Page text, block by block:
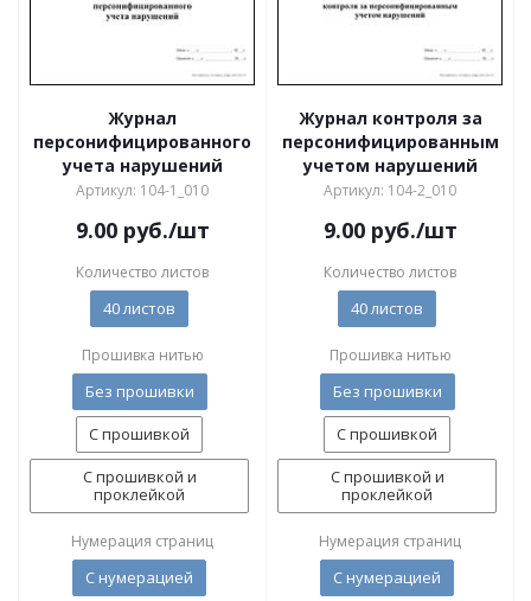
Журнал
персонифицированного
учета нарушений
Артикул: 104-1_010
9.00руб./шт
Количество листов
40 листов
Прошивка нитью
Без прошивки
С прошивкой
С прошивкой и
проклейкой
Нумерация страниц
С нумерацией
Журнал контроля за
персонифицированным
учетом нарушений
Артикул: 104-2_010
9.00руб./шт
Количество листов
40 листов
Прошивка нитью
Без прошивки
С прошивкой
С прошивкой и
проклейкой
Нумерация страниц
С нумерацией